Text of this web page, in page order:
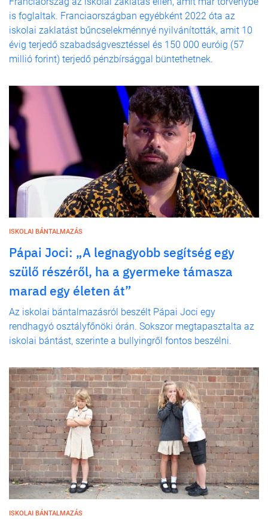
is foglaltak. Franciaországban egyébként 2022 óta az
iskolai zaklatást bűncselekménnyé nyilvánították, amit 10
évig terjedő szabadságvesztéssel és 150 000 euróig (57
millió forint) terjedő pénzbírsággal büntethetnek.
ISKOLAI BÁNTALMAZÁS
Pápai Joci: „A legnagyobb segítség egy
szülő részéről, ha a gyermeke támasza
marad egy életen át”
Az iskolai bántalmazásról beszélt Pápai Joci egy
rendhagyó osztályfőnöki órán. Sokszor megtapasztalta az
iskolai bántást, szerinte a bullyingről fontos beszélni.
ISKOLAI BÁNTALMAZÁS